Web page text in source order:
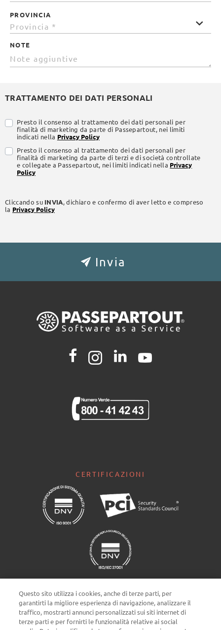
PROVINCIA
NOTE
TRATTAMENTO DEI DATI PERSONALI
Presto il consenso al trattamento dei dati personali per
finalità di marketing da parte di Passepartout, nei limiti
indicati nella Privacy Policy
Presto il consenso al trattamento dei dati personali per
finalità di marketing da parte di terzi e di società controllate
e collegate a Passepartout, nei limiti indicati nella Privacy
Policy
Cliccando su INVIA, dichiaro e confermo di aver letto e compreso
la Privacy Policy
CERTIFICAZIONI
Impostazioni cookie
Questo sito utilizza i cookies, anche di terze parti, per
garantirti la migliore esperienza di navigazione, analizzare il
traffico, mostrarti annunci personalizzati sui siti internet di
terze parti e per fornirti le funzionalità relative ai social